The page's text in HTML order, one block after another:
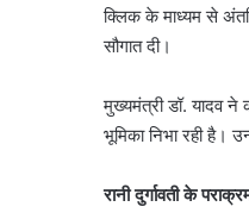
क्लिक के माध्यम से
सौगात दी।
मुख्यमंत्री डॉ. यादव
भूमिका निभा रही है।
रानी दुर्गावती के